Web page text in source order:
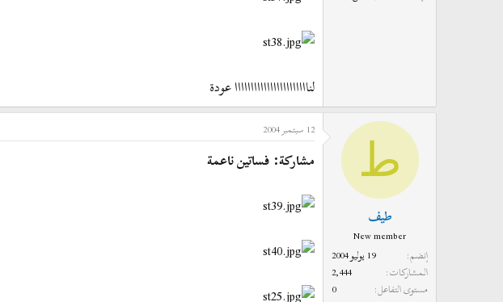
لنااااااااااااااااااااااا عودة
ط
طيف
New member
إنضم
19 يوليو 2004
المشاركات
2,444
مستوى التفاعل
0
12 سبتمبر 2004
مشاركة: فساتين ناعمة